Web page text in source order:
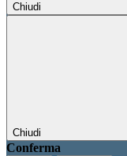
Chiudi
Chiudi
Conferma